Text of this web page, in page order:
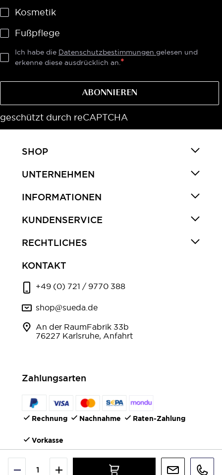
Kosmetik
Fußpflege
Ich habe die Datenschutzbestimmungen gelesen und
erkenne diese ausdrücklich an.
ABONNIEREN
geschützt durch reCAPTCHA
SHOP
UNTERNEHMEN
INFORMATIONEN
KUNDENSERVICE
RECHTLICHES
KONTAKT
+49 (0) 721 / 9770 388
shop@sueda.de
An der RaumFabrik 33b
76227 Karlsruhe, Anfahrt
Zahlungsarten
Rechnung Nachnahme Raten-Zahlung
Vorkasse
FOLGEN SIE UNS